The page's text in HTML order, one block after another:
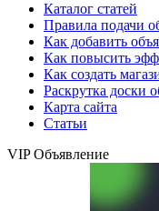
Каталог статей
Правила подачи
Как добавить
Как повысить
Как создать
Раскрутка доски
Карта сайта
Статьи
VIP Объявление